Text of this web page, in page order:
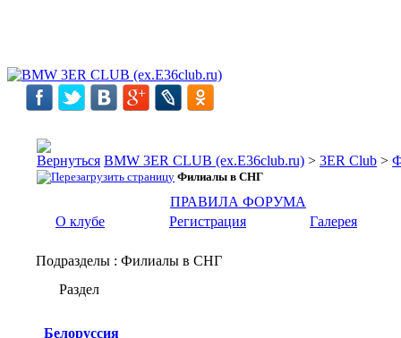
BMW 3ER CLUB (ex.E36club.ru) > 3ER Club >
Филиалы в СНГ
ПРАВИЛА ФОРУМА
О клубе
Регистрация Галерея
Подразделы : Филиалы в СНГ
Раздел
Белоруссия